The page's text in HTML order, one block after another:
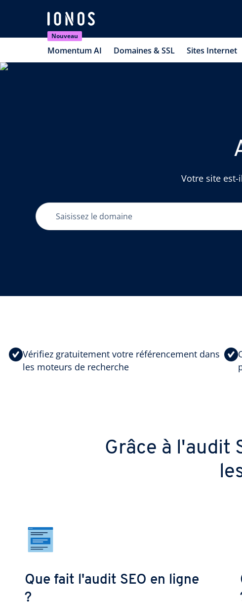
Nouveau
Momentum AI Domaines & SSL Sites Internet
Votre site est-
Vérifiez gratuitement votre référencement dans
les moteurs de recherche
Grâce à l'audit
Que fait l'audit SEO en ligne
?